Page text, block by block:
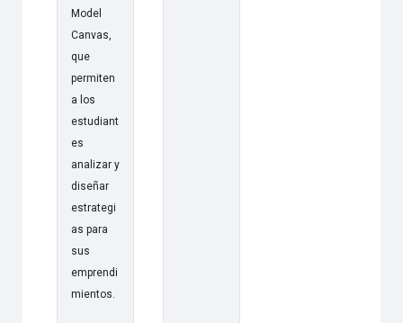
Model
Canvas,
que
permiten
a los
estudiant
es
analizar y
diseñar
estrategi
as para
sus
emprendi
mientos.